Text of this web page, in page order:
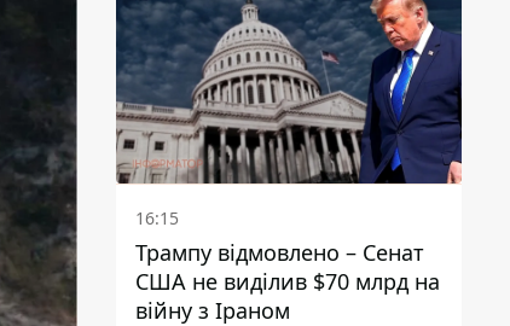
16:15
Трампу відмовлено – Сенат
США не виділив $70 млрд на
війну з Іраном